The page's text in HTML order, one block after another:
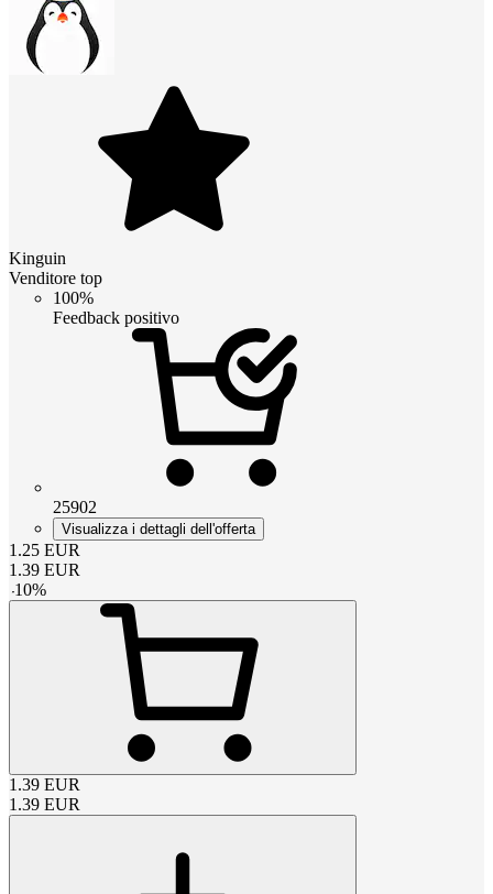
Kinguin
Venditore top
100%
Feedback positivo
25902
Visualizza i dettagli dell'offerta
1.25 EUR
1.39 EUR
-10%
1.39 EUR
1.39 EUR